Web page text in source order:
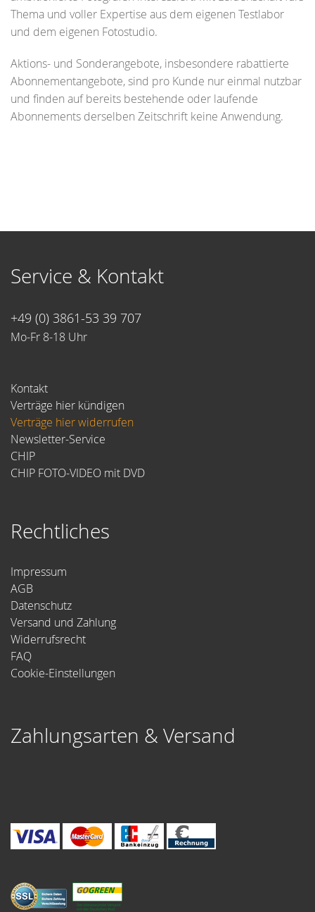
Thema und voller Expertise aus dem eigenen Testlabor
und dem eigenen Fotostudio.
Aktions- und Sonderangebote, insbesondere rabattierte
Abonnementangebote, sind pro Kunde nur einmal nutzbar
und finden auf bereits bestehende oder laufende
Abonnements derselben Zeitschrift keine Anwendung.
Service & Kontakt
+49 (0) 3861-53 39 707
Mo-Fr 8-18 Uhr
Kontakt
Verträge hier kündigen
Verträge hier widerrufen
Newsletter-Service
CHIP
CHIP FOTO-VIDEO mit DVD
Rechtliches
Impressum
AGB
Datenschutz
Versand und Zahlung
Widerrufsrecht
FAQ
Cookie-Einstellungen
Zahlungsarten & Versand